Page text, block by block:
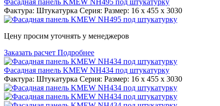
Фактура: Штукатурка Серия: Размер: 16 x 455 x 3030
Цену просим уточнять у менеджеров
Заказать расчет Подробнее
Фасадная панель KMEW NH434 под штукатурку
Фактура: Штукатурка Серия: Размер: 16 x 455 x 3030